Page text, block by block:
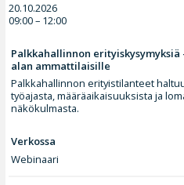
20.10.2026
09:00 – 12:00
Palkkahallinnon
alan ammattilaisille
Palkkahallinnon erityistilanteet
työajasta, määräaikaisuuksista ja
näkökulmasta.
Verkossa
Webinaari